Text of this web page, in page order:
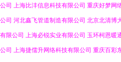
公司 上海比沣信息科技有限公司 重庆好梦网
公司 河北鑫飞管道制造有限公司 北京北清博
有限公司 上海必锐实业有限公司 玉环柯恩暖
公司 上海捷儒升网络科技有限公司 重庆百彩